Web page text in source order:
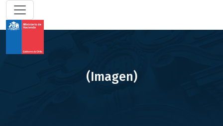
(Imagen)